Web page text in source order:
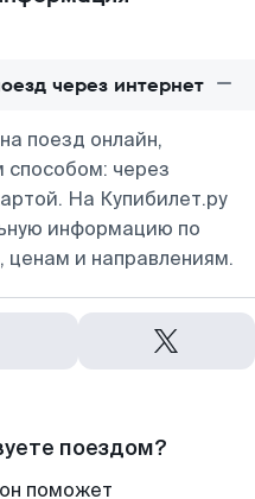
через интернет
поезд онлайн,
через
На Купибилет.ру
информацию по
и направлениям.
поездом?
поможет